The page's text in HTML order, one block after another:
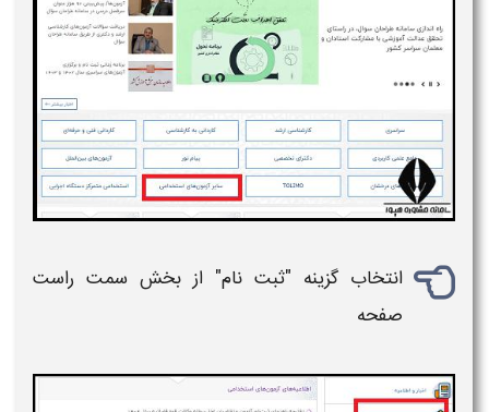
انتخاب گزینه "ثبت نام" از بخش سمت راست
صفحه